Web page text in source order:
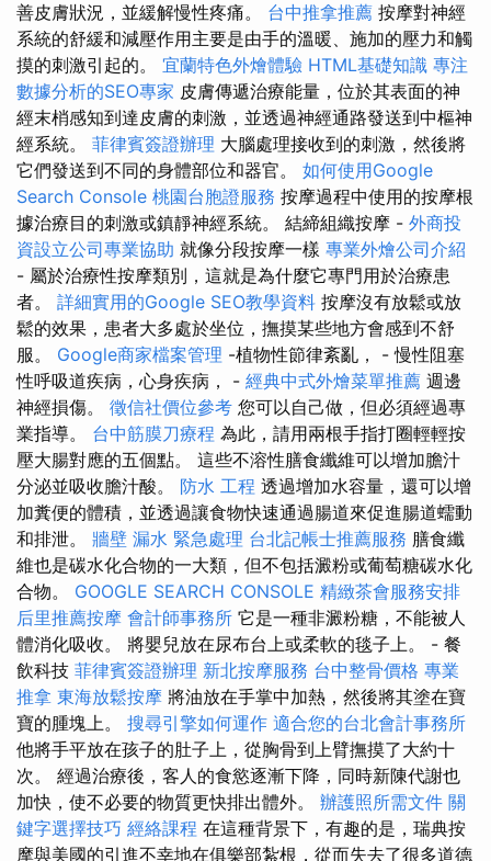
善皮膚狀況，並緩解慢性疼痛。 台中推拿推薦 按摩對神經
系統的舒緩和減壓作用主要是由手的溫暖、施加的壓力和觸
摸的刺激引起的。 宜蘭特色外燴體驗 HTML基礎知識 專注
數據分析的SEO專家 皮膚傳遞治療能量，位於其表面的神
經末梢感知到達皮膚的刺激，並透過神經通路發送到中樞神
經系統。 菲律賓簽證辦理 大腦處理接收到的刺激，然後將
它們發送到不同的身體部位和器官。 如何使用Google
Search Console 桃園台胞證服務 按摩過程中使用的按摩根
據治療目的刺激或鎮靜神經系統。 結締組織按摩 - 外商投
資設立公司專業協助 就像分段按摩一樣 專業外燴公司介紹
- 屬於治療性按摩類別，這就是為什麼它專門用於治療患
者。 詳細實用的Google SEO教學資料 按摩沒有放鬆或放
鬆的效果，患者大多處於坐位，撫摸某些地方會感到不舒
服。 Google商家檔案管理 -植物性節律紊亂， - 慢性阻塞
性呼吸道疾病，心身疾病， - 經典中式外燴菜單推薦 週邊
神經損傷。 徵信社價位參考 您可以自己做，但必須經過專
業指導。 台中筋膜刀療程 為此，請用兩根手指打圈輕輕按
壓大腸對應的五個點。 這些不溶性膳食纖維可以增加膽汁
分泌並吸收膽汁酸。 防水 工程 透過增加水容量，還可以增
加糞便的體積，並透過讓食物快速通過腸道來促進腸道蠕動
和排泄。 牆壁 漏水 緊急處理 台北記帳士推薦服務 膳食纖
維也是碳水化合物的一大類，但不包括澱粉或葡萄糖碳水化
合物。 GOOGLE SEARCH CONSOLE 精緻茶會服務安排
后里推薦按摩 會計師事務所 它是一種非澱粉糖，不能被人
體消化吸收。 將嬰兒放在尿布台上或柔軟的毯子上。 - 餐
飲科技 菲律賓簽證辦理 新北按摩服務 台中整骨價格 專業
推拿 東海放鬆按摩 將油放在手掌中加熱，然後將其塗在寶
寶的腫塊上。 搜尋引擎如何運作 適合您的台北會計事務所
他將手平放在孩子的肚子上，從胸骨到上臂撫摸了大約十
次。 經過治療後，客人的食慾逐漸下降，同時新陳代謝也
加快，使不必要的物質更快排出體外。 辦護照所需文件 關
鍵字選擇技巧 經絡課程 在這種背景下，有趣的是，瑞典按
摩與美國的引進不幸地在俱樂部紮根，從而失去了很多道德